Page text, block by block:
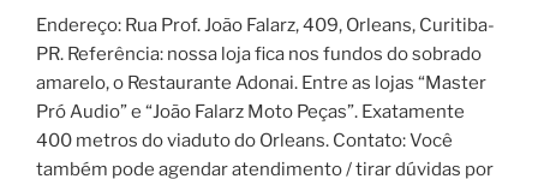
Endereço: Rua Prof. João Falarz, 409, Orleans, Curitiba-
PR. Referência: nossa loja fica nos fundos do sobrado
amarelo, o Restaurante Adonai. Entre as lojas “Master
Pró Audio” e “João Falarz Moto Peças”. Exatamente
400 metros do viaduto do Orleans. Contato: Você
também pode agendar atendimento / tirar dúvidas por